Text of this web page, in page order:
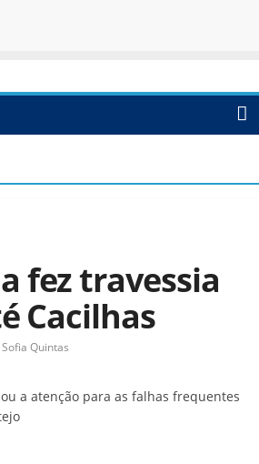
fez travessia
Cacilhas
Sofia Quintas
a atenção para as falhas frequentes